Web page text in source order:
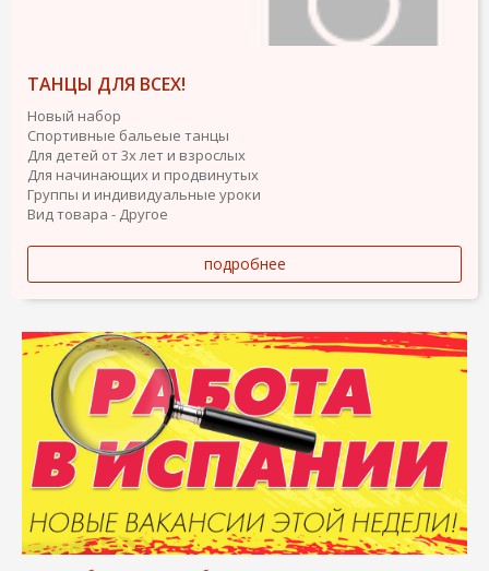
ТАНЦЫ ДЛЯ ВСЕХ!
Новый набор
Спортивные бальеые танцы
Для детей от 3х лет и взрослых
Для начинающих и продвинутых
Группы и индивидуальные уроки
Вид товара - Другое
подробнее